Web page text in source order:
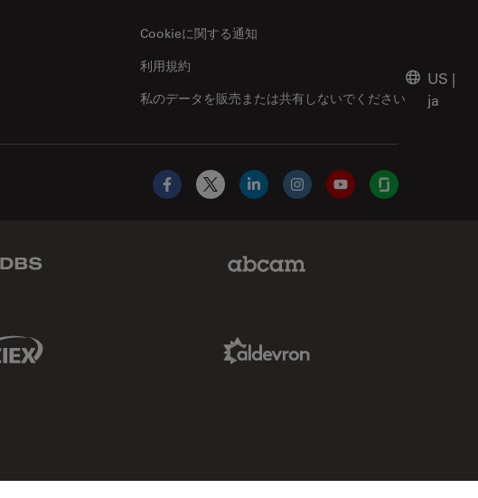
Cookieに関する通知
私のデータを販売または共有しないでください
利用規約
US |
ja
Facebook
X LinkedInInstagramYouTubeGlassdoor
Sciex Link